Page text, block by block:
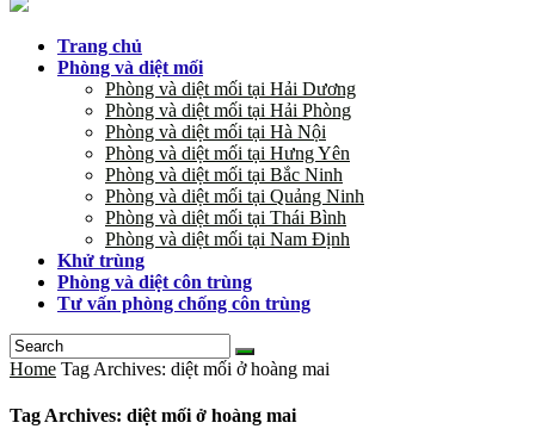
Trang chủ
Phòng và diệt mối
Phòng và diệt mối tại Hải Dương
Phòng và diệt mối tại Hải Phòng
Phòng và diệt mối tại Hà Nội
Phòng và diệt mối tại Hưng Yên
Phòng và diệt mối tại Bắc Ninh
Phòng và diệt mối tại Quảng Ninh
Phòng và diệt mối tại Thái Bình
Phòng và diệt mối tại Nam Định
Khử trùng
Phòng và diệt côn trùng
Tư vấn phòng chống côn trùng
Home Tag Archives: diệt mối ở hoàng mai
Tag Archives: diệt mối ở hoàng mai